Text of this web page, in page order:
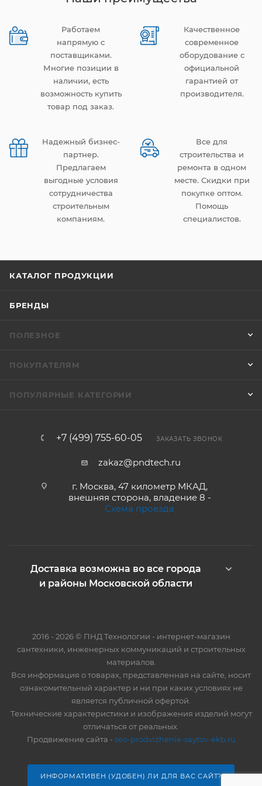
Работаем
напрямую с
поставщиками.
Многие позиции в
наличии, есть
возможность купить
товар под заказ.
Качественное
современное
оборудование с
официальной
гарантией от
производителя.
Надежный бизнес-
партнер.
Предлагаем
выгодные условия
сотрудничества
строительным
компаниям.
Все для
строительства и
ремонта в одном
месте. Скидки при
покупке оптом.
Помощь
специалистов.
КАТАЛОГ ПРОДУКЦИИ
БРЕНДЫ
ПОЛЕЗНОЕ
ПОКУПАТЕЛЯМ
ПОПУЛЯРНЫЕ КАТЕГОРИИ
+7 (499) 755-60-05 ЗАКАЗАТЬ ЗВОНОК
zakaz@pndtech.ru
г. Москва, 47 километр МКАД,
внешняя сторона, владение 8 -
Схема проезда
Доставка возможна во все города
и районы Московской области
2016 - 2026 © ПНД Технологии - интернет-магазин
сантехники, инженерных коммуникаций и строительных
материалов.
Вся информация о товарах, представленная на сайте, носит
ознакомительный характер и ни при каких условиях не
является публичной офертой.
Технические характеристики и изображения изделий могут
отличаться от реальных.
Продвижение сайта - seo-prodvizhenie-saytov-ekb.ru
ИНФОРМАТИВЕН (УДОБЕН) ЛИ ДЛЯ ВАС САЙТ?